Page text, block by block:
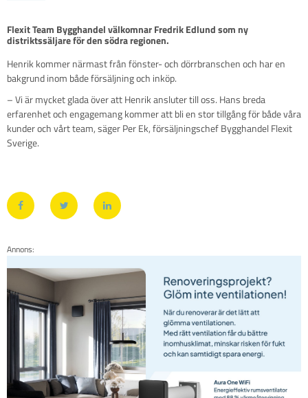
Flexit Team Bygghandel välkomnar Fredrik Edlund som ny
distriktssäljare för den södra regionen.
Henrik kommer närmast från fönster- och dörrbranschen och har en
bakgrund inom både försäljning och inköp.
– Vi är mycket glada över att Henrik ansluter till oss. Hans breda
erfarenhet och engagemang kommer att bli en stor tillgång för både våra
kunder och vårt team, säger Per Ek, försäljningschef Bygghandel Flexit
Sverige.
Annons: